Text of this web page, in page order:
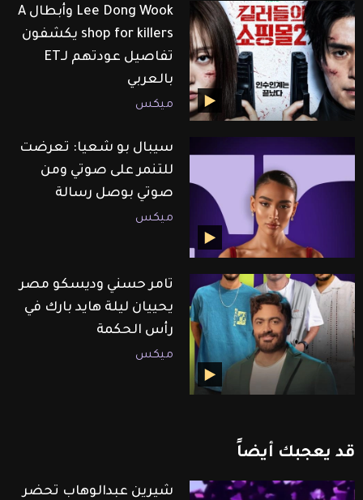
Lee Dong Wook وأبطال A
shop for killers يكشفون
تفاصيل عودتهم لـET
بالعربي
ميكس
سيبال بو شعيا: تعرضت
للتنمر على صوتي ومن
صوتي بوصل رسالة
ميكس
تامر حسني وديسكو مصر
يحييان ليلة هايد بارك في
رأس الحكمة
ميكس
قد يعجبك أيضاً
شيرين عبدالوهاب تحضر